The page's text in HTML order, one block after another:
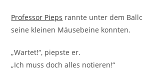
Professor Pieps rannte unter dem
seine kleinen Mäusebeine konnten.
„Wartet!“, piepste er.
„Ich muss doch alles notieren!“